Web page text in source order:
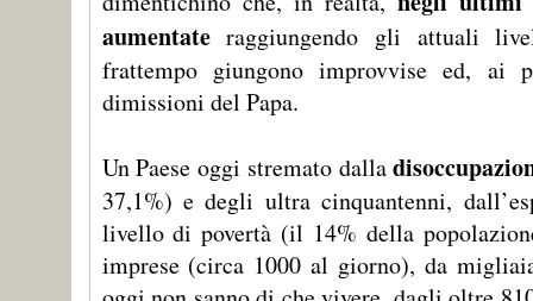
aumentateraggiungendo gli attuali
frattempo giungono improvvise ed, ai
dimissioni del Papa.
Un Paese oggi stremato dalla
37,1%) e degli ultra cinquantenni,
livello di povertà (il 14% della
imprese (circa 1000 al giorno), da